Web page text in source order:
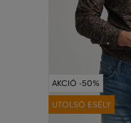
AKCIÓ -50%
UTOLSÓ ESÉLY